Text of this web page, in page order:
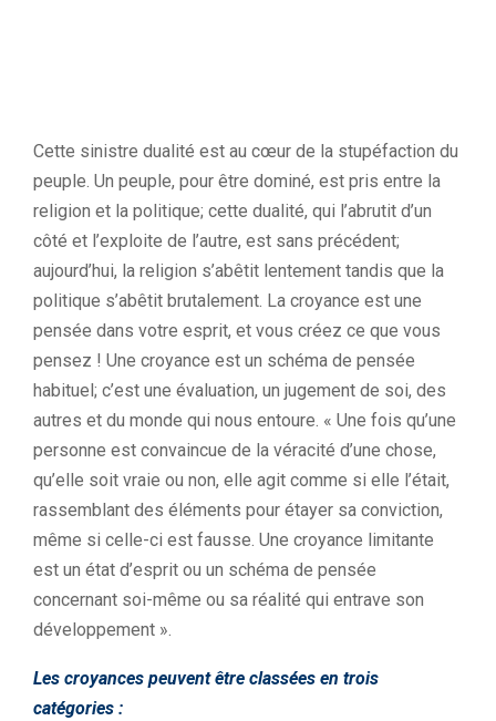
Cette sinistre dualité est au cœur de la stupéfaction du
peuple. Un peuple, pour être dominé, est pris entre la
religion et la politique; cette dualité, qui l’abrutit d’un
côté et l’exploite de l’autre, est sans précédent;
aujourd’hui, la religion s’abêtit lentement tandis que la
politique s’abêtit brutalement. La croyance est une
pensée dans votre esprit, et vous créez ce que vous
pensez ! Une croyance est un schéma de pensée
habituel; c’est une évaluation, un jugement de soi, des
autres et du monde qui nous entoure. « Une fois qu’une
personne est convaincue de la véracité d’une chose,
qu’elle soit vraie ou non, elle agit comme si elle l’était,
rassemblant des éléments pour étayer sa conviction,
même si celle-ci est fausse. Une croyance limitante
est un état d’esprit ou un schéma de pensée
concernant soi-même ou sa réalité qui entrave son
développement ».
Les croyances peuvent être classées en trois
catégories :